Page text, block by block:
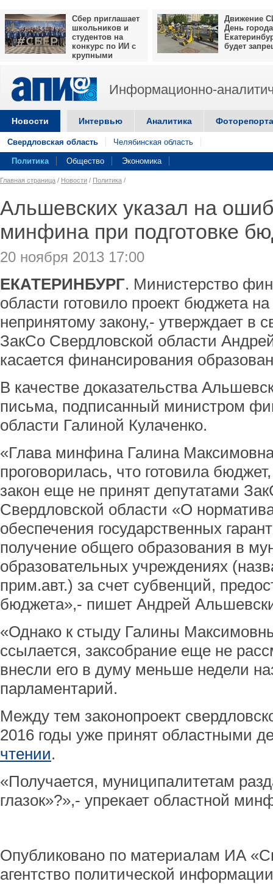
Сбер приглашает
школьников и
студентов на
конкурс по ИИ с
крупными
Движение
День города
будет
Информационно-
Новости Интервью Аналитика
Свердловская область Челябинская область
Политика Общество Экономика
Главная страница / Новости / Политика /
Альшевских указал на
минфина при подготовке
20 ноября 2013 17:00
ЕКАТЕРИНБУРГ. Министерство
области готовило проект бюджета
непринятому закону,- утверждает в
ЗакСо Свердловской области
касается финансирования
В качестве доказательства
письма, подписанный министром
области Галиной Кулаченко.
«Глава минфина Галина
проговорилась, что готовила
закон еще не принят депутатами
Свердловской области «О
обеспечения государственных
получение общего образования в
образовательных учреждениях
прим.авт.) за счет субвенций,
бюджета»,- пишет Андрей
«Однако к стыду Галины
ссылается, заксобрание еще не
внесли его в думу меньше недели
парламентарий.
Между тем законопроект
2016 годы уже принят областными
чтении.
«Получается, муниципалитетам
глазок»?»,- упрекает областной
Опубликовано по материалам ИА
агентство политической